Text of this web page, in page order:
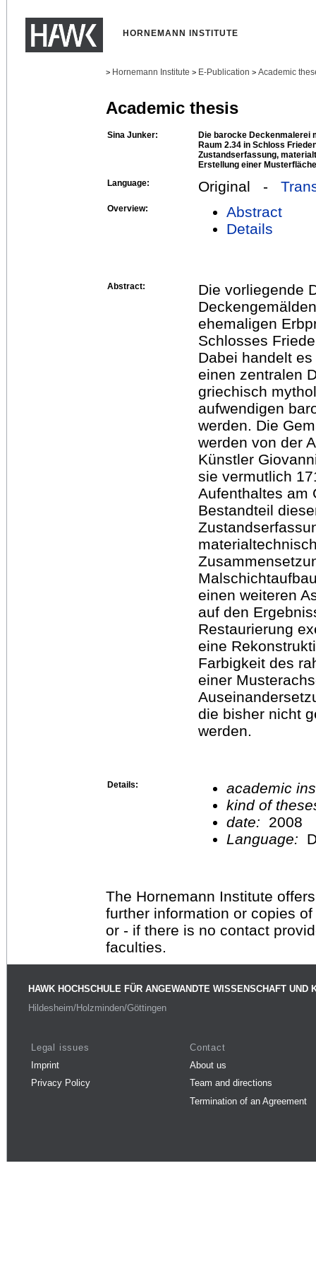
HORNEMANN INSTITUTE
> Hornemann Institute > E-Publication > Academic
Academic thesis
Sina Junker:
Die barocke Deckenmalerei
Raum 2.34 in Schloss
Zustandserfassung,
Erstellung einer Musterfläche
Language:
Original -
Overview:
Abstract
Details
Abstract:
Die vorliegende
ehemaligen
Schlosses
Dabei handelt
einen zentralen
griechisch
aufwendigen
werden. Die
werden von der
Künstler
sie vermutlich
Aufenthaltes am
Bestandteil
einen weiteren
auf den
Restaurierung
eine
Farbigkeit des
einer
die bisher nicht
werden.
Details:
academic
kind of
date:
2008
Language:
The Hornemann Institute
further information or copies
or - if there is no contact
faculties.
HAWK HOCHSCHULE FÜR ANGEWANDTE WISSENSCHAFT UND
Hildesheim/Holzminden/Göttingen
Legal issues
Imprint
Privacy Policy
Contact
About us
Team and directions
Termination of an Agreement